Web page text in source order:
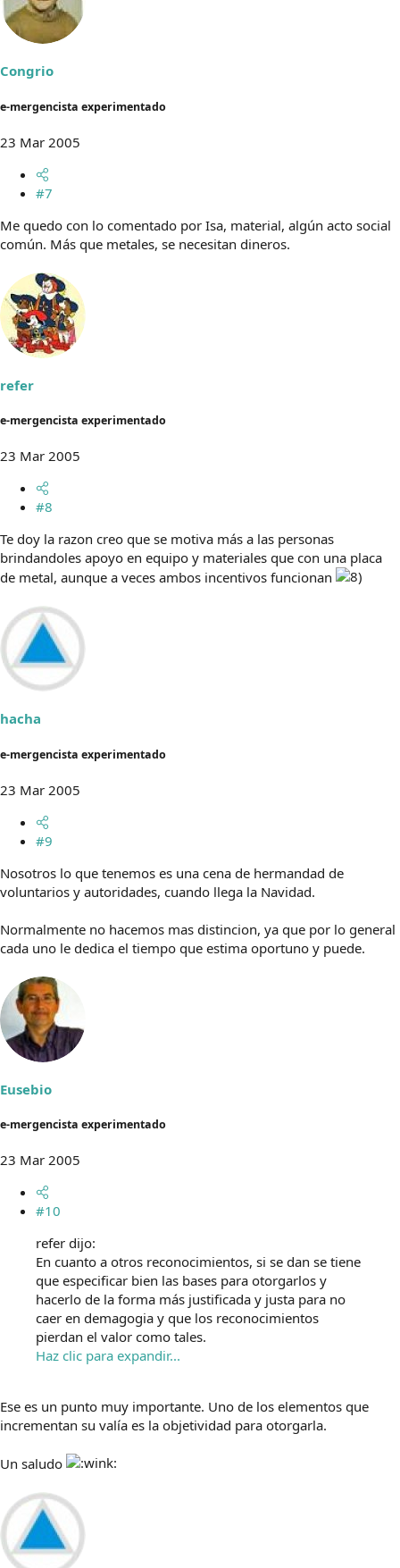
Congrio
e-mergencista experimentado
23 Mar 2005
#7
Me quedo con lo comentado por Isa, material, algún acto social
común. Más que metales, se necesitan dineros.
refer
e-mergencista experimentado
23 Mar 2005
#8
Te doy la razon creo que se motiva más a las personas
brindandoles apoyo en equipo y materiales que con una placa
de metal, aunque a veces ambos incentivos funcionan
hacha
e-mergencista experimentado
23 Mar 2005
#9
Nosotros lo que tenemos es una cena de hermandad de
voluntarios y autoridades, cuando llega la Navidad.
Normalmente no hacemos mas distincion, ya que por lo general
cada uno le dedica el tiempo que estima oportuno y puede.
Eusebio
e-mergencista experimentado
23 Mar 2005
#10
refer dijo:
En cuanto a otros reconocimientos, si se dan se tiene
que especificar bien las bases para otorgarlos y
hacerlo de la forma más justificada y justa para no
caer en demagogia y que los reconocimientos
pierdan el valor como tales.
Haz clic para expandir...
Ese es un punto muy importante. Uno de los elementos que
incrementan su valía es la objetividad para otorgarla.
Un saludo